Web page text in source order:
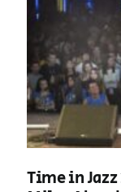
Time in